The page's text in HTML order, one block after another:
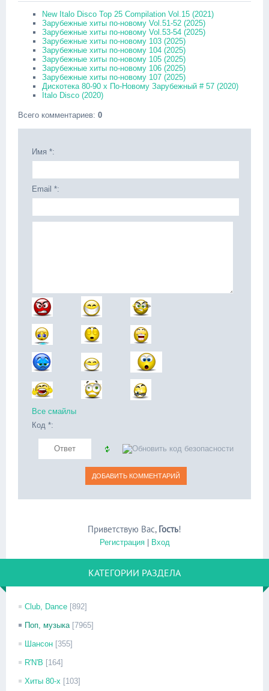
New Italo Disco Top 25 Compilation Vol.15 (2021)
Зарубежные хиты по-новому Vol.51-52 (2025)
Зарубежные хиты по-новому Vol.53-54 (2025)
Зарубежные хиты по-новому 103 (2025)
Зарубежные хиты по-новому 104 (2025)
Зарубежные хиты по-новому 105 (2025)
Зарубежные хиты по-новому 106 (2025)
Зарубежные хиты по-новому 107 (2025)
Дискотека 80-90 х По-Новому Зарубежный # 57 (2020)
Italo Disco (2020)
Всего комментариев: 0
Имя *:
Email *:
Все смайлы
Код *:
Приветствую Вас, Гость!
Регистрация| Вход
КАТЕГОРИИ РАЗДЕЛА
Club, Dance [892]
Поп, музыка [7965]
Шансон [355]
R'N'B [164]
Хиты 80-х [103]